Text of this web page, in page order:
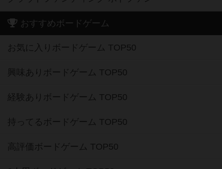
おすすめボードゲーム
お気に入りボードゲーム TOP50
興味ありボードゲーム TOP50
経験ありボードゲーム TOP50
持ってるボードゲーム TOP50
高評価ボードゲーム TOP50